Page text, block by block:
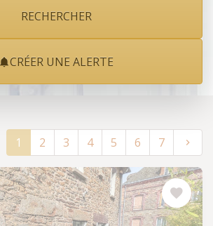
CRÉER UNE ALERTE
1 2 3 4 5 6 7